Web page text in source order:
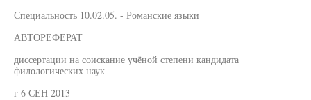
Специальность 10.02.05. - Романские языки
АВТОРЕФЕРАТ
диссертации на соискание учёной степени кандидата
филологических наук
г 6 СЕН 2013